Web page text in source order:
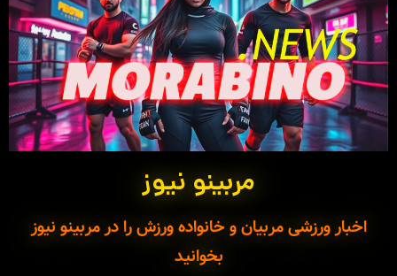
مربینو نیوز
اخبار ورزشی مربیان و خانواده ورزش را در مربینو نیوز
بخوانید